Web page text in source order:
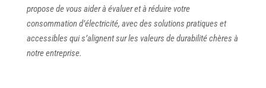
propose de vous aider à évaluer et à réduire votre
consommation d’électricité, avec des solutions pratiques et
accessibles qui s’alignent sur les valeurs de durabilité chères à
notre entreprise.